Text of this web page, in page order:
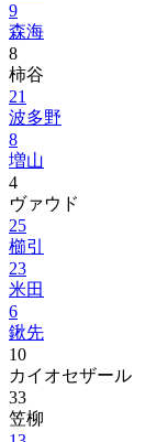
9
森海
8
柿谷
21
波多野
8
増山
4
ヴァウド
25
櫛引
23
米田
6
鍬先
10
カイオセザール
33
笠柳